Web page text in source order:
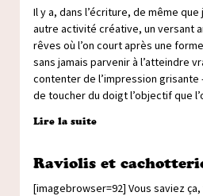
Il y a, dans l’écriture, de même
autre activité créative, un versant
rêves où l’on court après une
sans jamais parvenir à l’atteindre
contenter de l’impression
de toucher du doigt l’objectif que
Lire la suite
Raviolis et
[imagebrowser=92] Vous saviez